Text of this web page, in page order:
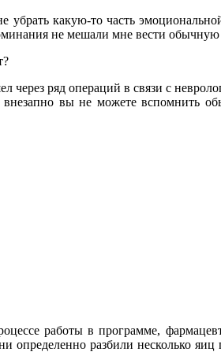
какую-то часть
не мешали мне вести
через ряд операций в связи с
вы не можете вспомнить
работы в программе,
определенно разбили несколько